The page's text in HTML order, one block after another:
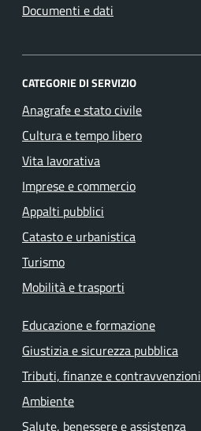
Documenti e dati
CATEGORIE DI SERVIZIO
Anagrafe e stato civile
Cultura e tempo libero
Vita lavorativa
Imprese e commercio
Appalti pubblici
Catasto e urbanistica
Turismo
Mobilità e trasporti
Educazione e formazione
Giustizia e sicurezza pubblica
Tributi, finanze e contravvenzioni
Ambiente
Salute, benessere e assistenza